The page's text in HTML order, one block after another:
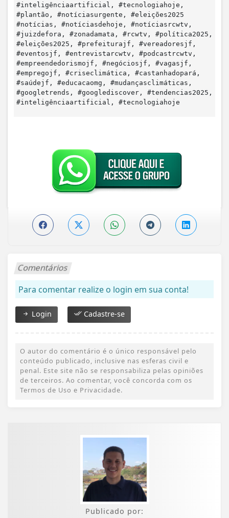
#inteligênciaartificial, #tecnologiahoje,
#plantão, #notíciasurgente, #eleições2025
#notícias, #notíciasdehoje, #notíciasrcwtv,
#juizdefora, #zonadamata, #rcwtv, #política2025,
#eleições2025, #prefeiturajf, #vereadoresjf,
#eventosjf, #entrevistarcwtv, #podcastrcwtv,
#empreendedorismojf, #negóciosjf, #vagasjf,
#empregojf, #criseclimática, #castanhadopará,
#saúdejf, #educacaomg, #mudançasclimáticas,
#googletrends, #googlediscover, #tendencias2025,
#inteligênciaartificial, #tecnologiahoje
Comentários
Para comentar realize o login em sua conta!
Login Cadastre-se
O autor do comentário é o único responsável pelo
conteúdo publicado, inclusive nas esferas civil e
penal. Este site não se responsabiliza pelas opiniões
de terceiros. Ao comentar, você concorda com os
Termos de Uso e Privacidade.
Publicado por: